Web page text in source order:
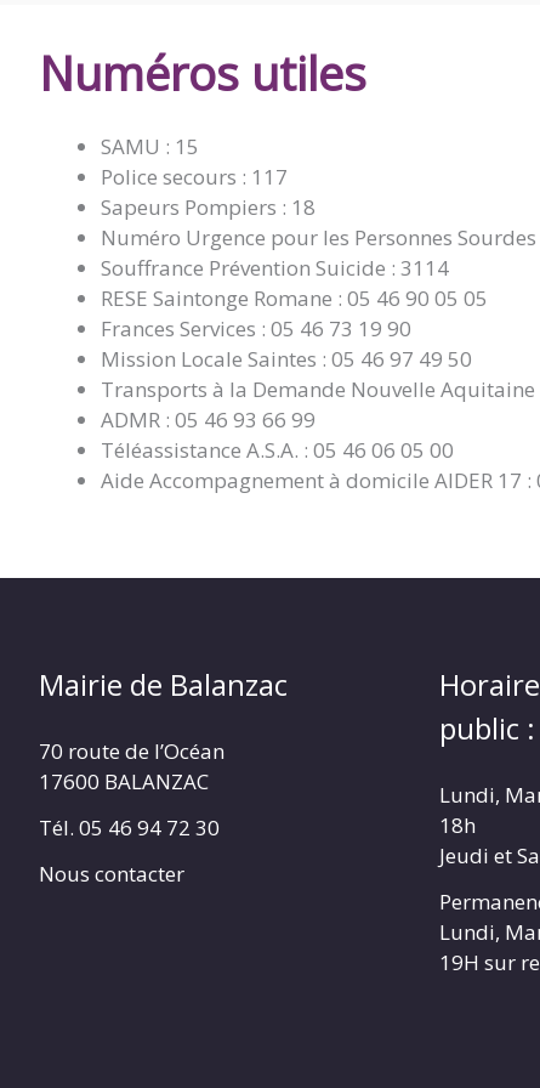
Numéros utiles
SAMU : 15
Police secours : 117
Sapeurs Pompiers : 18
Numéro Urgence pour les Personnes
Souffrance Prévention Suicide : 3114
RESE Saintonge Romane : 05 46 90 05 05
Frances Services : 05 46 73 19 90
Mission Locale Saintes : 05 46 97 49 50
Transports à la Demande Nouvelle Aquitaine
ADMR : 05 46 93 66 99
Téléassistance A.S.A. : 05 46 06 05 00
Aide Accompagnement à domicile AIDER 17
Mairie de Balanzac
70 route de l’Océan
17600 BALANZAC
Tél. 05 46 94 72 30
Nous contacter
public :
Lundi,
18h
Jeudi et
Lundi,
19H sur